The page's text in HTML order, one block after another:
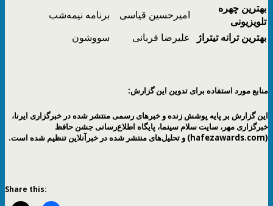
بهترین چهره
تلویزیونی
امیرحسین قیاسی
برنامه نیمه‌شب
بهترین ترانه تیتراژ
علیرضا قربانی سووشون
منابع مورد استفاده برای تدوین این گزارش:
این گزارش بر پایه پوشش زنده و خبرهای رسمی منتشر شده در خبرگزاری ایرنا،
خبرگزاری مهر ، سایت سلام سینما، پایگاه اطلاع‌رسانی جشن حافظ
(hafezawards.com)
و تحلیل‌های منتشر شده در خبرآنلاین تنظیم شده است.
Share this: